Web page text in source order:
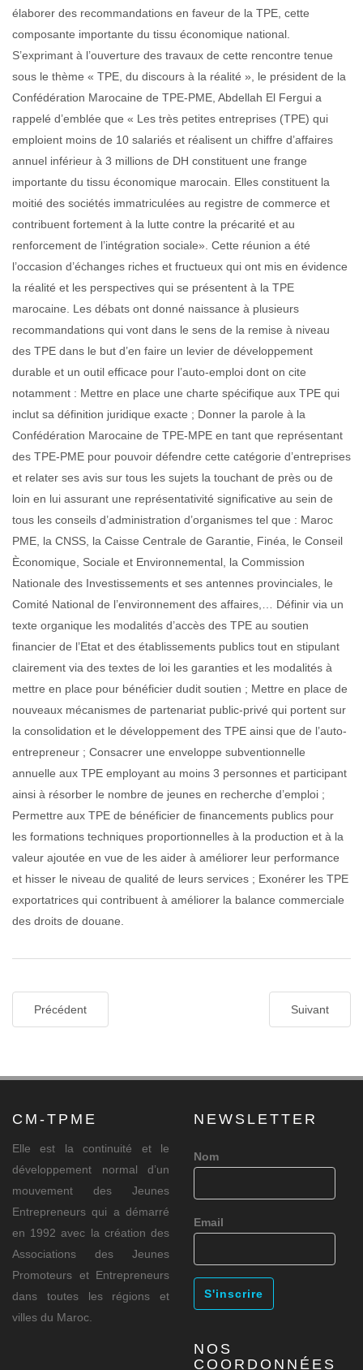
élaborer des recommandations en faveur de la TPE, cette
composante importante du tissu économique national.
S’exprimant à l’ouverture des travaux de cette rencontre tenue
sous le thème « TPE, du discours à la réalité », le président de la
Confédération Marocaine de TPE-PME, Abdellah El Fergui a
rappelé d’emblée que « Les très petites entreprises (TPE) qui
emploient moins de 10 salariés et réalisent un chiffre d’affaires
annuel inférieur à 3 millions de DH constituent une frange
importante du tissu économique marocain. Elles constituent la
moitié des sociétés immatriculées au registre de commerce et
contribuent fortement à la lutte contre la précarité et au
renforcement de l’intégration sociale». Cette réunion a été
l’occasion d’échanges riches et fructueux qui ont mis en évidence
la réalité et les perspectives qui se présentent à la TPE
marocaine. Les débats ont donné naissance à plusieurs
recommandations qui vont dans le sens de la remise à niveau
des TPE dans le but d’en faire un levier de développement
durable et un outil efficace pour l’auto-emploi dont on cite
notamment : Mettre en place une charte spécifique aux TPE qui
inclut sa définition juridique exacte ; Donner la parole à la
Confédération Marocaine de TPE-MPE en tant que représentant
des TPE-PME pour pouvoir défendre cette catégorie d’entreprises
et relater ses avis sur tous les sujets la touchant de près ou de
loin en lui assurant une représentativité significative au sein de
tous les conseils d’administration d’organismes tel que : Maroc
PME, la CNSS, la Caisse Centrale de Garantie, Finéa, le Conseil
Èconomique, Sociale et Environnemental, la Commission
Nationale des Investissements et ses antennes provinciales, le
Comité National de l’environnement des affaires,… Définir via un
texte organique les modalités d’accès des TPE au soutien
financier de l’Etat et des établissements publics tout en stipulant
clairement via des textes de loi les garanties et les modalités à
mettre en place pour bénéficier dudit soutien ; Mettre en place de
nouveaux mécanismes de partenariat public-privé qui portent sur
la consolidation et le développement des TPE ainsi que de l’auto-
entrepreneur ; Consacrer une enveloppe subventionnelle
annuelle aux TPE employant au moins 3 personnes et participant
ainsi à résorber le nombre de jeunes en recherche d’emploi ;
Permettre aux TPE de bénéficier de financements publics pour
les formations techniques proportionnelles à la production et à la
valeur ajoutée en vue de les aider à améliorer leur performance
et hisser le niveau de qualité de leurs services ; Exonérer les TPE
exportatrices qui contribuent à améliorer la balance commerciale
des droits de douane.
Précédent Suivant
CM-TPME
Elle est la continuité et le
développement normal d’un
mouvement des Jeunes
Entrepreneurs qui a démarré
en 1992 avec la création des
Associations des Jeunes
Promoteurs et Entrepreneurs
dans toutes les régions et
villes du Maroc.
NEWSLETTER
Nom
Email
NOS
COORDONNÉES